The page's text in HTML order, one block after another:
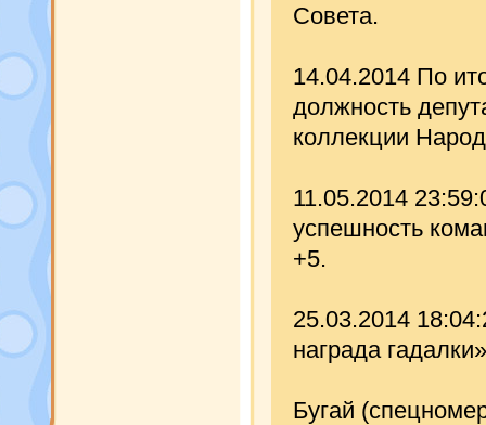
Совета.
14.04.2014 По
должность
коллекции
11.05.2014
успешность
+5.
25.03.2014
награда
Бугай